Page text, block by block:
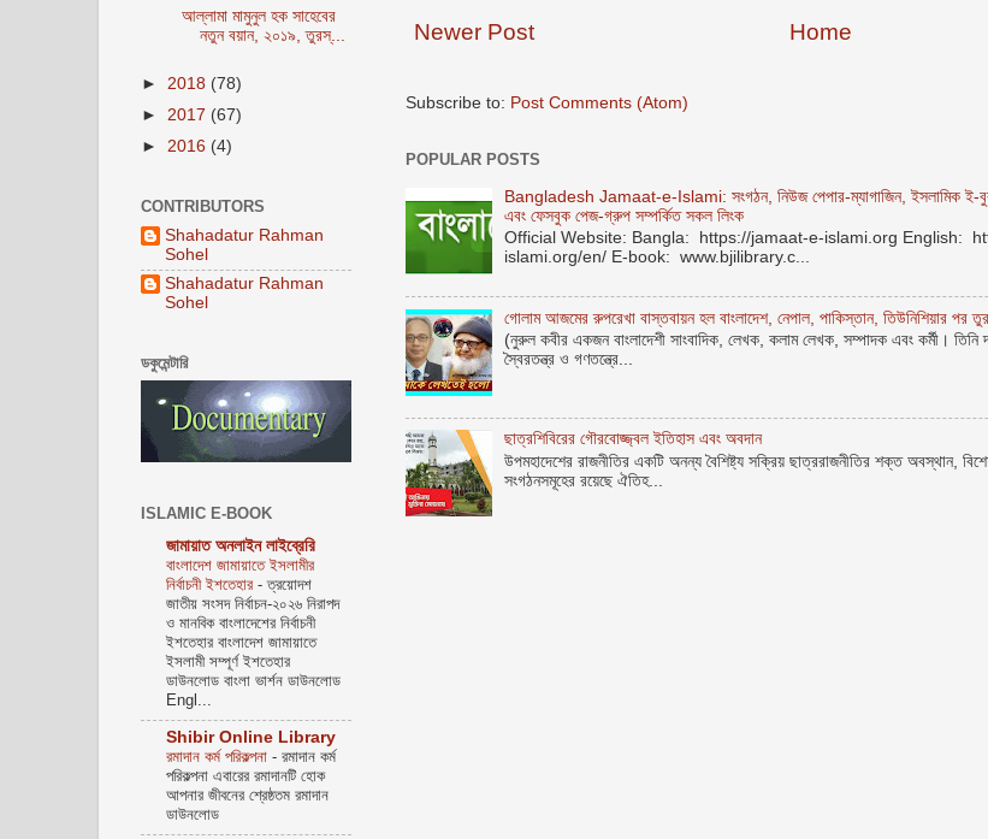
Newer Post Home
Subscribe to: Post Comments (Atom)
POPULAR POSTS
Bangladesh Jamaat-e-Islami: সংগঠন, নিউজ পেপার-ম্যাগাজিন, ইসলামিক ই-
এবং ফেসবুক পেজ-গ্রুপ সম্পর্কিত সকল লিংক
Official Website: Bangla: https://jamaat-e-islami.org English:
islami.org/en/ E-book: www.bjilibrary.c...
গোলাম আজমের রুপরেখা বাস্তবায়ন হল বাংলাদেশ, নেপাল, পাকিস্তান, তিউনিশিয়ার পর
(নুরুল কবীর একজন বাংলাদেশী সাংবাদিক, লেখক, কলাম লেখক, সম্পাদক এবং কর্মী। তিনি
স্বৈরতন্ত্র ও গণতন্ত্রে...
ছাত্রশিবিরের গৌরবোজ্জ্বল ইতিহাস এবং অবদান
উপমহাদেশের রাজনীতির একটি অনন্য বৈশিষ্ট্য সক্রিয় ছাত্ররাজনীতির শক্ত অবস্থান,
সংগঠনসমূহের রয়েছে ঐতিহ...
আল্লামা মামুনুল হক সাহেবের
নতুন বয়ান, ২০১৯, তুরস্...
► 2018 (78)
► 2017 (67)
► 2016 (4)
CONTRIBUTORS
Shahadatur Rahman
Sohel
Shahadatur Rahman
Sohel
ডকুমেন্টারি
ISLAMIC E-BOOK
জামায়াত অনলাইন লাইব্রেরি
বাংলাদেশ জামায়াতে ইসলামীর
নির্বাচনী ইশতেহার -ত্রয়োদশ
জাতীয় সংসদ নির্বাচন-২০২৬ নিরাপদ
ও মানবিক বাংলাদেশের নির্বাচনী
ইশতেহার বাংলাদেশ জামায়াতে
ইসলামী সম্পূর্ণ ইশতেহার
ডাউনলোড বাংলা ভার্শন ডাউনলোড
Engl...
Shibir Online Library
রমাদান কর্ম পরিকল্পনা - রমাদান কর্ম
পরিকল্পনা এবারের রমাদানটি হোক
আপনার জীবনের শ্রেষ্ঠতম রমাদান
ডাউনলোড